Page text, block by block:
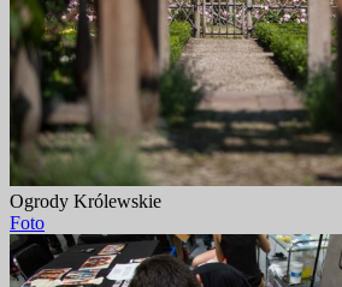
Ogrody Królewskie
Foto